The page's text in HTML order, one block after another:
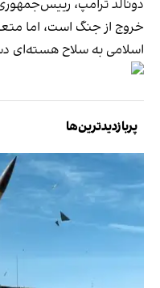
دونالد ترامپ،
خروج از جنگ است، اما
اسلامی به سلاح هسته‌ای
پربازدیدترین‌ها